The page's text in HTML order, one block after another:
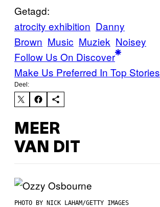
Getagd:
atrocity exhibition Danny
Brown Music Muziek Noisey
Follow Us On Discover
Make Us Preferred In Top Stories
Deel:
MEER
VAN DIT
PHOTO BY NICK LAHAM/GETTY IMAGES